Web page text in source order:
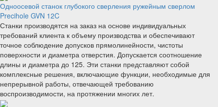
Одноосевой станок глубокого сверления ружейным сверлом
Precihole GVN 12C
Станки производятся на заказ на основе индивидуальных
требований клиента к объему производства и обеспечивают
точное соблюдение допусков прямолинейности, чистоты
поверхности и диаметра отверстия. Допускается соотношение
длины и диаметра до 125. Эти станки представляют собой
комплексные решения, включающие функции, необходимые для
непрерывной работы, отвечающей требованию
воспроизводимости, на протяжении многих лет.